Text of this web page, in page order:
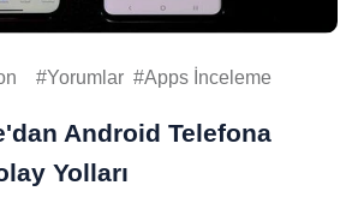
Yorumlar Apps İnceleme
Android Telefona
Yolları